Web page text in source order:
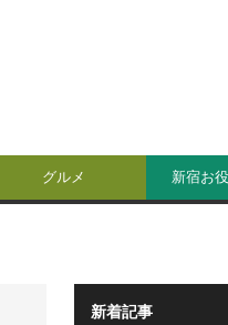
グルメ 新宿お
新着記事